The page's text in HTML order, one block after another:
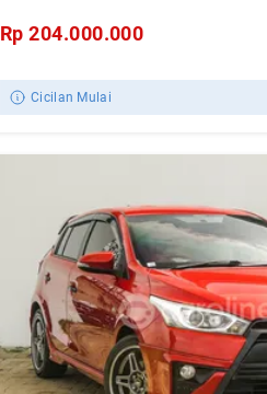
Rp204.000.000
Cicilan Mulai